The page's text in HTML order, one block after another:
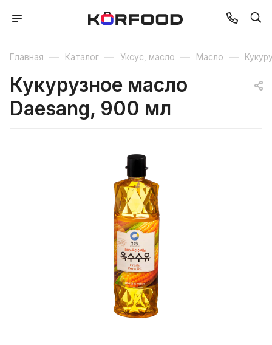
Главная — Каталог — Уксус, масло — Масло —
Кукурузное масло
Daesang, 900 мл